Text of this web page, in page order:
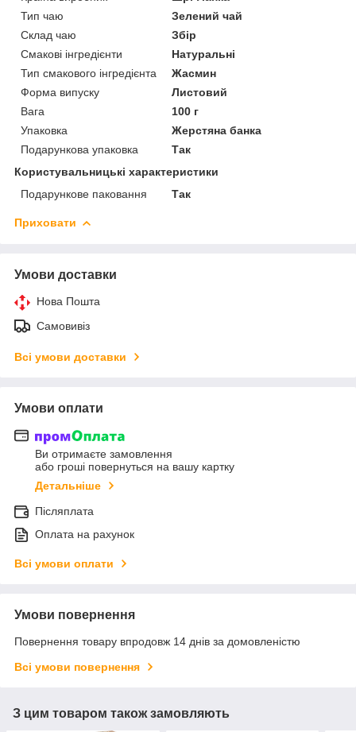
Тип чаю
Зелений чай
Склад чаю
Збір
Смакові інгредієнти
Натуральні
Тип смакового інгредієнта
Жасмин
Форма випуску
Листовий
Вага
100 г
Упаковка
Жерстяна банка
Подарункова упаковка
Так
Користувальницькі характеристики
Подарункове паковання
Так
Приховати
Умови доставки
Нова Пошта
Самовивіз
Всі умови доставки
Умови оплати
Ви отримаєте замовлення
або гроші повернуться на вашу картку
Детальніше
Післяплата
Оплата на рахунок
Всі умови оплати
Умови повернення
Повернення товару впродовж 14 днів за домовленістю
Всі умови повернення
З цим товаром також замовляють